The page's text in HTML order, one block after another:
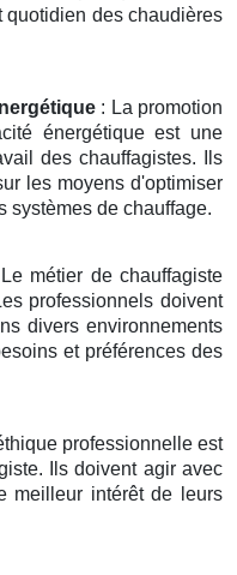
quotidien des chaudières
: La promotion
énergétique est une
des chauffagistes. Ils
les moyens d'optimiser
systèmes de chauffage.
métier de chauffagiste
professionnels doivent
divers environnements
et préférences des
professionnelle est
Ils doivent agir avec
meilleur intérêt de leurs